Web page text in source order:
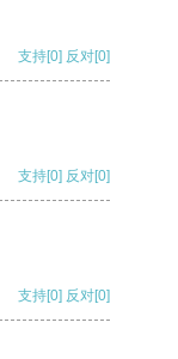
支持[0] 反对[0]
支持[0] 反对[0]
支持[0] 反对[0]